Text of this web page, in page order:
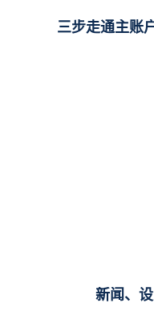
三步走通主账
新闻、